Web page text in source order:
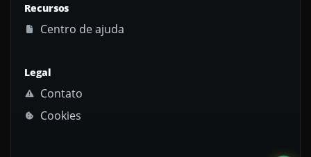
Recursos
Centro de ajuda
Legal
Contato
Cookies